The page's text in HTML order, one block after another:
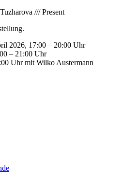
2026, 17:00 – 20:00 Uhr
– 21:00 Uhr
Uhr mit Wilko Austermann